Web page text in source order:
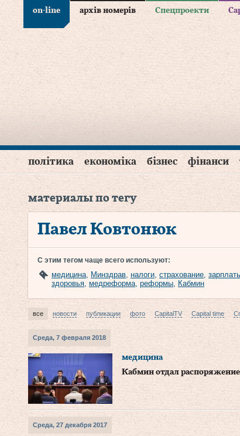
on-line архів номерів Спецпроекти
політика економіка бізнес фінанси
материалы по тегу
Павел Ковтонюк
С этим тегом чаще всего используют:
медицина, Минздрав, налоги, страхование,
здоровья, медреформа, реформы, Кабмин
все новости публикации фото CapitalTV Capital time
Среда, 7 февраля 2018
медицина
Кабмин отдал
Среда, 27 декабря 2017